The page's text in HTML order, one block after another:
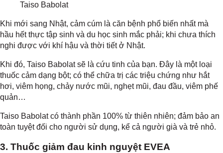
Taiso Babolat
Khi mới sang Nhật, cảm cúm là căn bệnh phổ biến nhất mà
hầu hết thực tập sinh và du học sinh mắc phải; khi chưa thích
nghi được với khí hậu và thời tiết ở Nhật.
Khi đó, Taiso Babolat sẽ là cứu tinh của bạn. Đây là một loại
thuốc cảm dạng bột; có thể chữa trị các triệu chứng như hắt
hơi, viêm họng, chảy nước mũi, nghẹt mũi, đau đầu, viêm phế
quản…
Taiso Babolat có thành phần 100% từ thiên nhiên; đảm bảo an
toàn tuyệt đối cho người sử dụng, kể cả người già và trẻ nhỏ.
3. Thuốc giảm đau kinh nguyệt EVEA